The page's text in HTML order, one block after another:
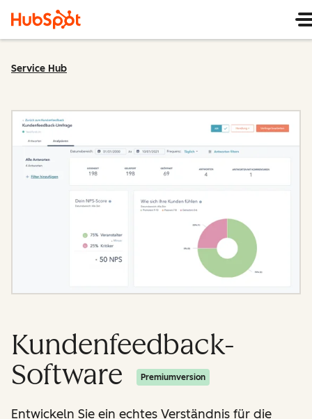
Service Hub
Kundenfeedback-
Software
Premiumversion
Entwickeln Sie ein echtes Verständnis für die